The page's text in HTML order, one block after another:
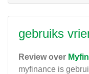
gebruiks
Review over
myfinance is